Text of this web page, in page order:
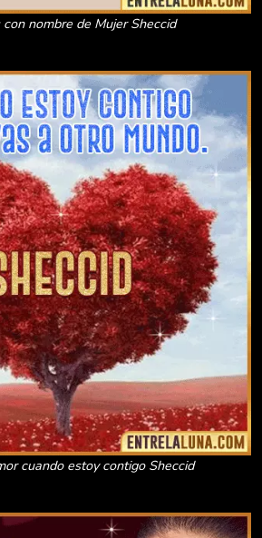
nombre de Mujer Sheccid
cuando estoy contigo Sheccid